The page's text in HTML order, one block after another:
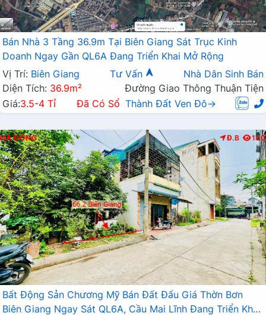
Bán Nhà 3 Tầng 36.9m Tại Biên Giang Sát Trục Kinh
Doanh Ngay Gần QL6A Đang Triển Khai Mở Rộng
Vị Trí: Biên Giang Tư Vấn
Nhà Dân Sinh Bán
Diện Tích: 36.9m²
Đường Giao Thông Thuận Tiện
Giá:3.5-4 Tỉ Đã Có Sổ Thành Đất Ven Đô→
HÀ ĐÔNG Đ.B 180
Bất Động Sản Chương Mỹ Bán Đất Đấu Giá Thờn Bơn
Biên Giang Ngay Sát QL6A, Cầu Mai Lĩnh Đang Triển Khai